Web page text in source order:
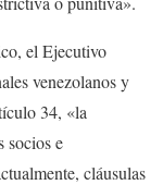
el Ejecutivo
venezolanos y
34, «la
socios e
cláusulas